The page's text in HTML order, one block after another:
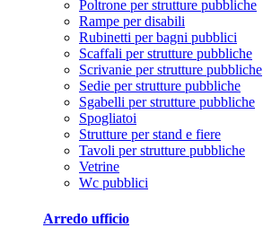
Poltrone per strutture pubbliche
Rampe per disabili
Rubinetti per bagni pubblici
Scaffali per strutture pubbliche
Scrivanie per strutture pubbliche
Sedie per strutture pubbliche
Sgabelli per strutture pubbliche
Spogliatoi
Strutture per stand e fiere
Tavoli per strutture pubbliche
Vetrine
Wc pubblici
Arredo ufficio